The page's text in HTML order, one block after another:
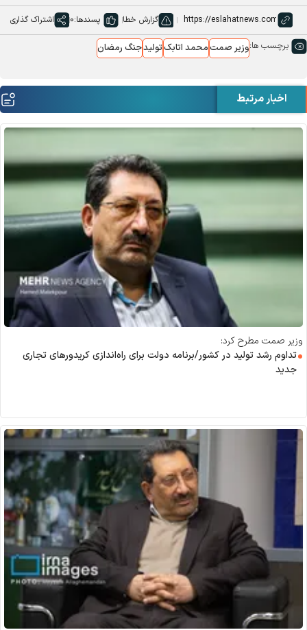
گزارش خطا پسندها:0 اشتراک گذاری
برچسب ها:وزیر صمتمحمد اتابکتولیدجنگ رمضان
اخبار مرتبط
وزیر صمت مطرح کرد:
تداوم رشد تولید در کشور/برنامه دولت برای راه‌اندازی کریدور‌های تجاری
جدید